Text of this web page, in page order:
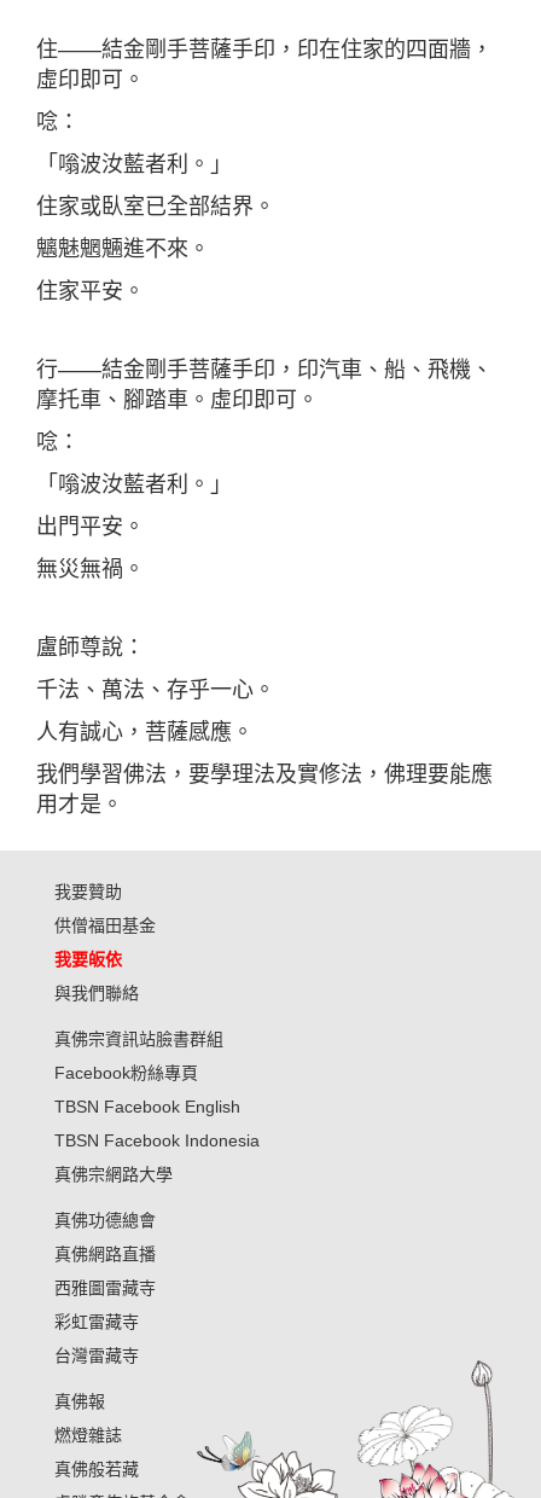
住——結金剛手菩薩手印，印在住家的四面牆，
虛印即可。
唸：
「嗡波汝藍者利。」
住家或臥室已全部結界。
魑魅魍魎進不來。
住家平安。
行——結金剛手菩薩手印，印汽車、船、飛機、
摩托車、腳踏車。虛印即可。
唸：
「嗡波汝藍者利。」
出門平安。
無災無禍。
盧師尊說：
千法、萬法、存乎一心。
人有誠心，菩薩感應。
我們學習佛法，要學理法及實修法，佛理要能應
用才是。
我要贊助
供僧福田基金
我要皈依
與我們聯絡
真佛宗資訊站臉書群組
Facebook粉絲專頁
TBSN Facebook English
TBSN Facebook Indonesia
真佛宗網路大學
真佛功德總會
真佛網路直播
西雅圖雷藏寺
彩虹雷藏寺
台灣雷藏寺
真佛報
燃燈雜誌
真佛般若藏